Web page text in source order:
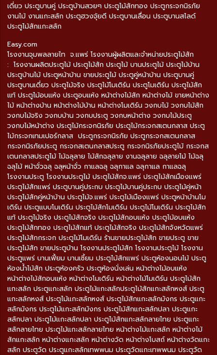
เดี่ยว ประตูบานคู่ ประตูบ้านสวยๆ ประตูไม้สักทอง ประตูกระจกนิรภัย
งานไม้ งานแกะสลัก ประตูฮวงจุ้ยดี ประตูบานเลื่อน ประตูบานสไลด์
ประตูไม้สักแกะสลัก
Easy.com
โรงงานจุมพลลายไท จ.แพร่ โรงงานผู้ผลิตและจำหน่ายประตูไม้สัก
: โรงงานผลิตประตูไม้ ประตูไม้สัก ประตูไม้ บานประตูไม้ ประตูไม้บ้าน
ประตูบ้านไม้ ประตูหน้าบ้าน ขายประตูไม้ ประตูคู่หน้าบ้าน ประตูบานคู่
ประตูบานเดี่ยว ประตูไม้จริง ประตูไม้โมเดิร์น ประตูโมเดิร์น ประตูไม้สัก
แท้ ประตูไม้อบแห้ง ประตูอบแห้ง หน้าต่างไม้สัก หน้าต่างไม้ ขายหน้าต่าง
ไม้ หน้าต่างบ้าน หน้าต่างไม้บ้าน หน้าต่างโมเดิร์น วงกบไม้ วงกบไม้สัก
วงกบไม้จริง วงกบบ้าน วงกบประตู วงกบหน้าต่าง วงกบไม้ประตู
วงกบไม้หน้าต่าง ประตูไม้กระจกนิรภัย ประตูไม้กระจกสเตนกลาส ประตู
ไม้กระจกเทมเปอร์กลาส ประตูกระจกนิรภัย ประตูกระจกสเตนกลาส
กระจกนิรภัยประตู กระจกสเตนกลาสประตู กระจกนิรภัยประตูไม้ กระจกส
เตนกลาสประตูไม้ ไม้ฉลุลาย ไม้สักฉลุลาย งานฉลุลาย ฉลุลายไม้ ไม้ฉลุ
ฉลุไม้ หน้าจั่วฉลุ ฉลุหน้าจั่ว กาแลฉลุ ฉลุกาแล ฉลุกาแล กาแลฉลุ
โรงงานประตู โรงงานประตูไม้ ประตูไม้สักจ.แพร่ ประตูไม้สักเมืองแพร่
ประตูไม้สักแพร่ ประตูบานคู่ประกบ ประตูไม้บานคู่ประกบ ประตูไม้คู่หน้า
ประตูไม้สักคู่หน้าบ้าน ประตูไม้จ.แพร่ ประตูไม้เมืองแพร่ ประตูหน้าบ้านโม
เดิร์น ประตูแบบโมเดิร์น ประตูไม้สักโมเดิร์น ประตูไม้โมเดิร์น ประตูไม้สัก
แท้ ประตูไม้จริง ประตูไม้สักจริง ประตูไม้สักอบแห้ง ประตูไม้อบแห้ง
ประตูไม้สักทอง ประตูไม้สักแท้ ประตูไม้สักจริง ประตูไม้สักจังหวัดแพร่
ประตูไม้สักกระจก ประตูไม้โมเดิร์น ร้านขายประตูไม้สัก ขายประตู ขาย
ประตูไม้สัก ขายประตูบ้าน โรงงานประตูไม้สัก โรงงานประตูไม้ โรงงาน
ประตูแพร่ บานเฟี้ยม บานเซี้ยม ประตูไม้สักแพร่ ประตูห้องนอนไม้ ประตู
ห้องน้ำไม้สัก ประตูห้องครัว ประตูห้องนั่งเล่น หน้าต่างไม้อบแห้ง
หน้าต่างไม้สักอบแห้ง หน้าต่างโมเดิร์น หน้าต่างไม้โมเดิร์น ประตูไม้สัก
แกะสลัก ประตูแกะสลัก ประตูไม้แกะสลักประตูไม้สักแกะสลักหงส์ ประตู
แกะสลักหงส์ ประตูไม้แกะสลักหงส์ ประตูไม้สักแกะสลักมังกร ประตูแกะ
สลักมังกร ประตูไม้แกะสลักมังกร ประตูไม้สักแกะสลักปลา ประตูแกะ
สลักปลา ประตูไม้แกะสลักปลา ประตูไม้สักแกะสลักลายไทย ประตูแกะ
สลักลายไทย ประตูไม้แกะสลักลายไทย หน้าต่างไม้แกะสลัก หน้าต่างไม้
สักแกะสลัก หน้าต่างแกะสลัก หน้าต่างวัด หน้าต่างโบสถ์ หน้าต่างวัดแกะ
สลัก ประตูวัด ประตูแกะสลักเทพพนม ประตูวัดแกะเทพพนม ประตูวัด